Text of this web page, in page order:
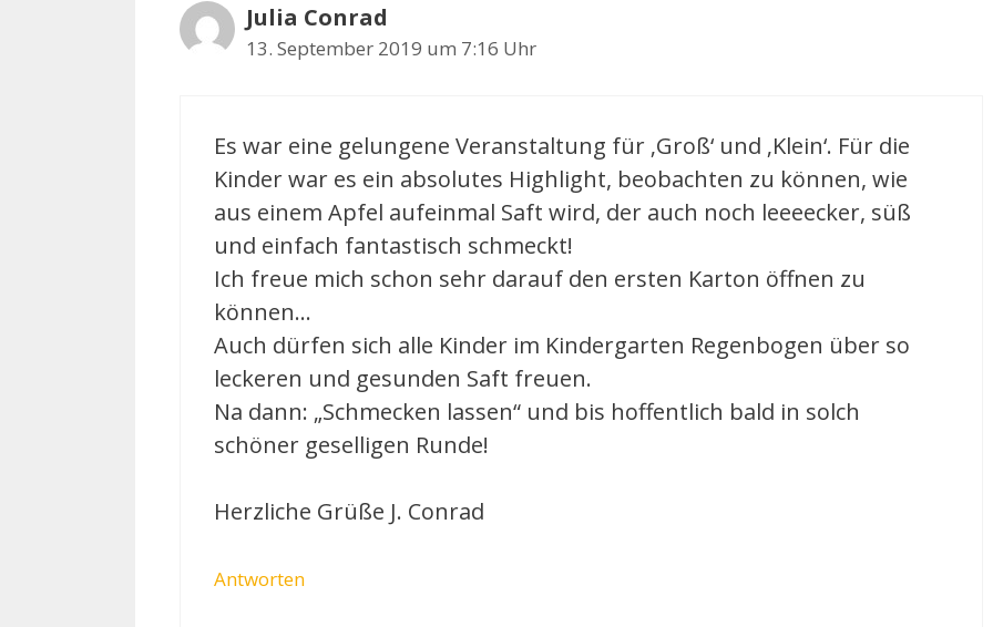
Julia Conrad
13. September 2019 um 7:16 Uhr
Es war eine gelungene Veranstaltung für ‚Groß‘ und ‚Klein‘. Für die
Kinder war es ein absolutes Highlight, beobachten zu können, wie
aus einem Apfel aufeinmal Saft wird, der auch noch leeeecker, süß
und einfach fantastisch schmeckt!
Ich freue mich schon sehr darauf den ersten Karton öffnen zu
können…
Auch dürfen sich alle Kinder im Kindergarten Regenbogen über so
leckeren und gesunden Saft freuen.
Na dann: „Schmecken lassen“ und bis hoffentlich bald in solch
schöner geselligen Runde!
Herzliche Grüße J. Conrad
Antworten